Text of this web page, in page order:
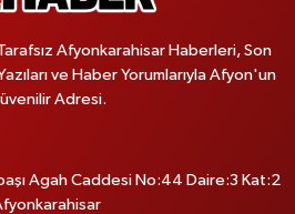
Afyonkarahisar Haberleri, Son
ve Haber Yorumlarıyla Afyon'un
Adresi.
Agah Caddesi No:44 Daire:3 Kat:2